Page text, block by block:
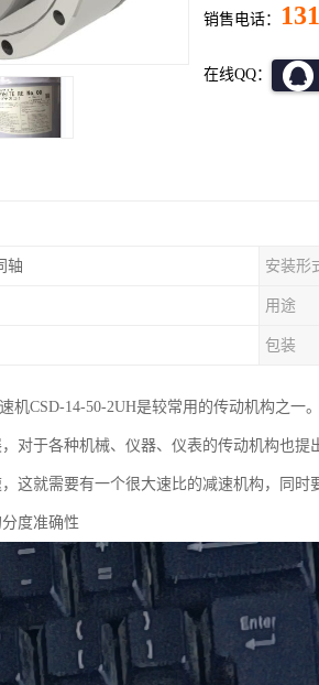
销售电话：
在线QQ：
轴 安装形
用途
包装
机CSD-14-50-2UH是较常用的传动机构之
对于各种机械、仪器、仪表的传动机构也
这就需要有一个很大速比的减速机构，同
度准确性